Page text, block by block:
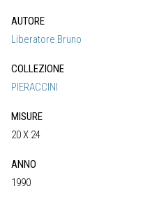
AUTORE
Liberatore Bruno
COLLEZIONE
PIERACCINI
MISURE
20 X 24
ANNO
1990